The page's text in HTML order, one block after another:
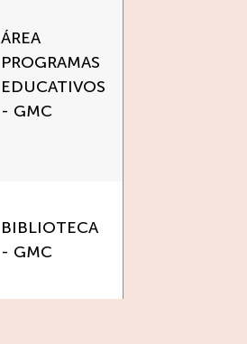
ÁREA
PROGRAMAS
EDUCATIVOS
- GMC
BIBLIOTECA
- GMC